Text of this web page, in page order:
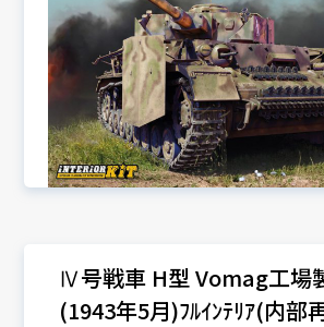
Ⅳ号戦車 H型 Vomag工場
(1943年5月)ﾌﾙｲﾝﾃﾘｱ(内部再